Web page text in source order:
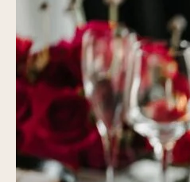
Floral